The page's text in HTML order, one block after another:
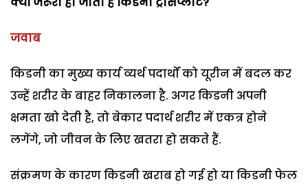
जवाब
किडनी का मुख्य कार्य व्यर्थ पदार्थों को यूरीन में बदल कर
उन्हें शरीर के बाहर निकालना है. अगर किडनी अपनी
क्षमता खो देती है, तो बेकार पदार्थ शरीर में एकत्र होने
लगेंगे, जो जीवन के लिए खतरा हो सकते हैं.
संक्रमण के कारण किडनी खराब हो गई हो या किडनी फेल